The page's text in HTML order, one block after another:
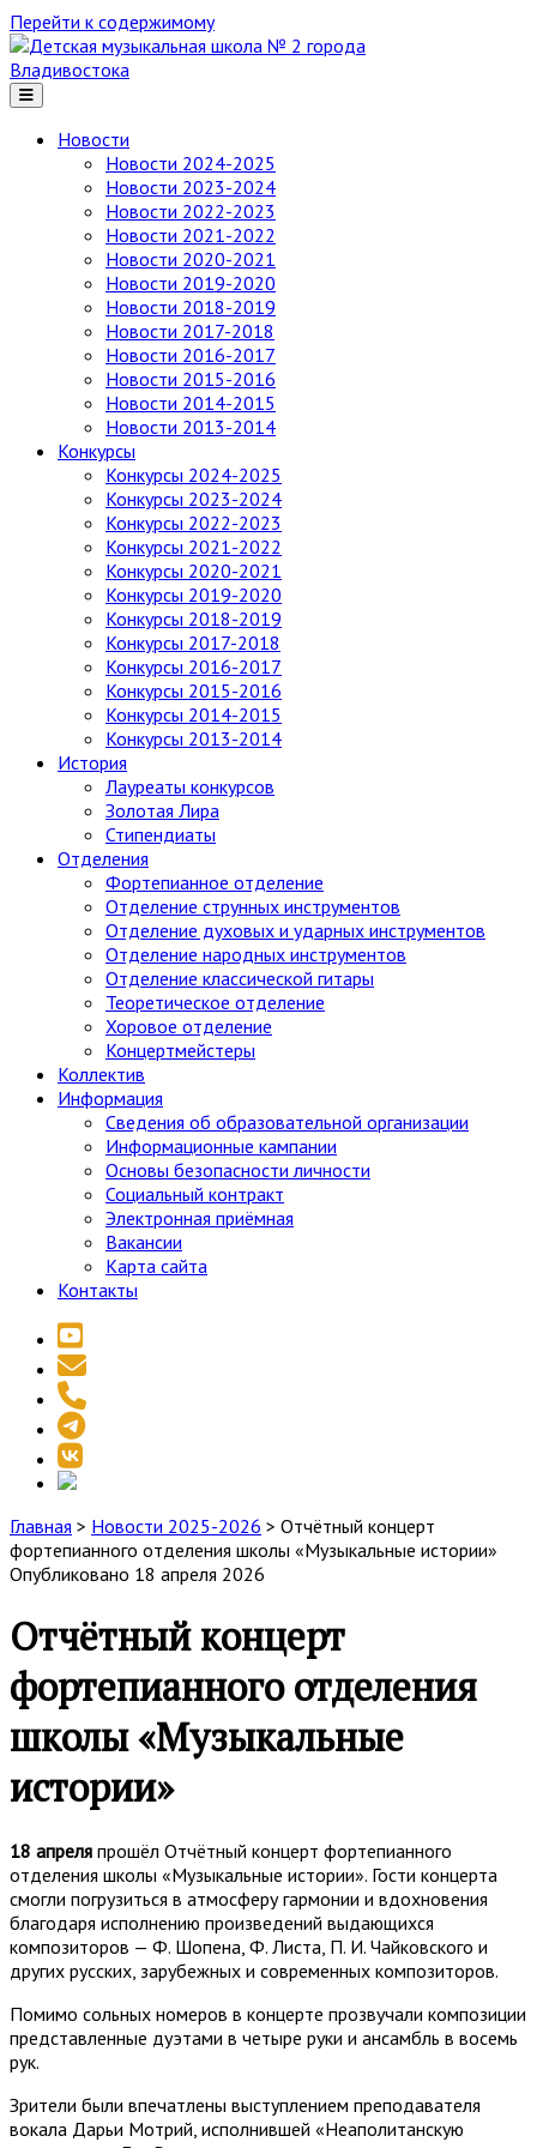
Перейти к содержимому
Детская
музыкальная
школа
города
Владивостока
Новости
Новости 2024-2025
Новости 2023-2024
Новости 2022-2023
Новости 2021-2022
Новости 2020-2021
Новости 2019-2020
Новости 2018-2019
Новости 2017-2018
Новости 2016-2017
Новости 2015-2016
Новости 2014-2015
Новости 2013-2014
Конкурсы
Конкурсы 2024-2025
Конкурсы 2023-2024
Конкурсы 2022-2023
Конкурсы 2021-2022
Конкурсы 2020-2021
Конкурсы 2019-2020
Конкурсы 2018-2019
Конкурсы 2017-2018
Конкурсы 2016-2017
Конкурсы 2015-2016
Конкурсы 2014-2015
Конкурсы 2013-2014
История
Лауреаты конкурсов
Золотая Лира
Стипендиаты
Отделения
Фортепианное отделение
Отделение струнных инструментов
Отделение духовых и ударных инструментов
Отделение народных инструментов
Отделение классической гитары
Теоретическое отделение
Хоровое отделение
Концертмейстеры
Коллектив
Информация
Сведения об образовательной организации
Информационные кампании
Основы безопасности личности
Социальный контракт
Электронная приёмная
Вакансии
Карта сайта
Контакты
youtube
email
telegram
vk
social_icon_custom_1
Главная > Новости 2025-2026 > Отчётный концерт
фортепианного отделения школы «Музыкальные истории»
Опубликовано 18 апреля 2026
Отчётный концерт
фортепианного отделения
школы «Музыкальные
истории»
18 апреля прошёл Отчётный концерт фортепианного
отделения школы «Музыкальные истории». Гости концерта
смогли погрузиться в атмосферу гармонии и вдохновения
благодаря исполнению произведений выдающихся
композиторов — Ф. Шопена, Ф. Листа, П. И. Чайковского и
других русских, зарубежных и современных композиторов.
Помимо сольных номеров в концерте прозвучали композиции
представленные дуэтами в четыре руки и ансамбль в восемь
рук.
Зрители были впечатлены выступлением преподавателя
вокала Дарьи Мотрий, исполнившей «Неаполитанскую